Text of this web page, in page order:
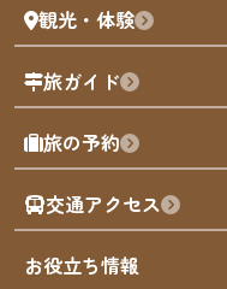
福岡グルメ
福岡を楽しむ
福岡のアート
福岡のナイトタイム
福岡の歴史・文化
サステナブルツーリズム
観光・体験
観る・遊ぶ
屋台
買う
体験
泊まる
旅ガイド
モデルコース
AIおまかせコース
オリジナルプラン
みんなの旅行記
旅の予約
交通アクセス
市内交通ガイド
お役立ち情報